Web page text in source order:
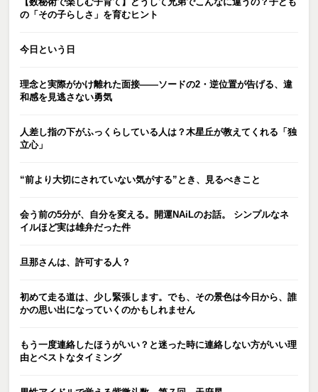
の「その子らしさ」を育むヒント
今日という日
理念と実際がかけ離れた面接――ソードの2・逆位置が告げる、違
和感を見逃さない勇気
人差し指の下がふっくらしている人は？木星丘が教えてくれる「独
立心」
“前より大切にされていない気がする”とき、見るべきこと
会う前の5分が、自分を変える。開運NAiLのお話。 シンプルなネ
イルほど実は雄弁だった件
旦那さんは、許可する人？
初めて走る道は、少し緊張します。でも、その景色は今日から、誰
かの思い出になっていくのかもしれません
もう一度連絡したほうがいい？と迷った時に連絡しない方がいい理
由とベストなタイミング